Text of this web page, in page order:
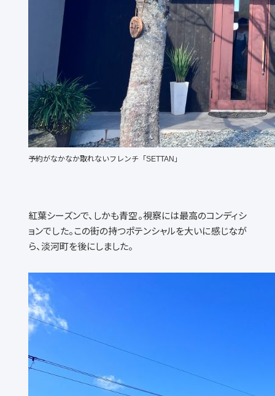
予約がなかなか取れないフレンチ「SETTAN」
紅葉シーズンで、しかも青空。視察には最高のコンディシ
ョンでした。この街の持つポテンシャルを大いに感じなが
ら、淡河町を後にしました。